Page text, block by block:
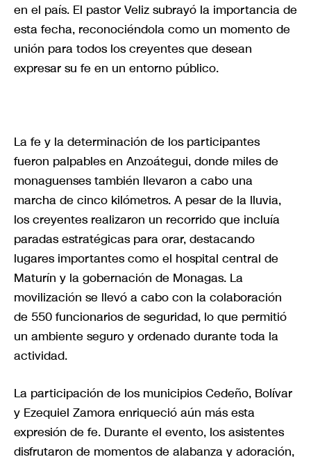
en el país. El pastor Veliz subrayó la importancia de
esta fecha, reconociéndola como un momento de
unión para todos los creyentes que desean
expresar su fe en un entorno público.
La fe y la determinación de los participantes
fueron palpables en Anzoátegui, donde miles de
monaguenses también llevaron a cabo una
marcha de cinco kilómetros. A pesar de la lluvia,
los creyentes realizaron un recorrido que incluía
paradas estratégicas para orar, destacando
lugares importantes como el hospital central de
Maturín y la gobernación de Monagas. La
movilización se llevó a cabo con la colaboración
de 550 funcionarios de seguridad, lo que permitió
un ambiente seguro y ordenado durante toda la
actividad.
La participación de los municipios Cedeño, Bolívar
y Ezequiel Zamora enriqueció aún más esta
expresión de fe. Durante el evento, los asistentes
disfrutaron de momentos de alabanza y adoración,